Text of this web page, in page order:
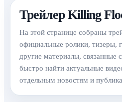
Трейлер Killing
На этой странице собраны
официальные ролики, тизеры,
другие материалы, связанные
быстро найти актуальные
отдельным новостям и